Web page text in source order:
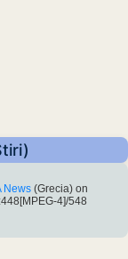
News (Grecia) on
4]/548